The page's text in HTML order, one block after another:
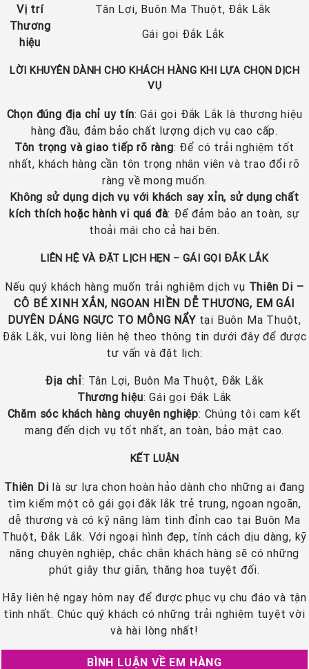
Vị trí
Tân Lợi, Buôn Ma Thuột, Đắk Lắk
Thương
hiệu
Gái gọi Đắk Lắk
LỜI KHUYÊN DÀNH CHO KHÁCH HÀNG KHI LỰA CHỌN DỊCH
VỤ
Chọn đúng địa chỉ uy tín: Gái gọi Đắk Lắk là thương hiệu
hàng đầu, đảm bảo chất lượng dịch vụ cao cấp.
Tôn trọng và giao tiếp rõ ràng: Để có trải nghiệm tốt
nhất, khách hàng cần tôn trọng nhân viên và trao đổi rõ
ràng về mong muốn.
Không sử dụng dịch vụ với khách say xỉn, sử dụng chất
kích thích hoặc hành vi quá đà: Để đảm bảo an toàn, sự
thoải mái cho cả hai bên.
LIÊN HỆ VÀ ĐẶT LỊCH HẸN – GÁI GỌI ĐẮK LẮK
Nếu quý khách hàng muốn trải nghiệm dịch vụ Thiên Di –
CÔ BÉ XINH XẮN, NGOAN HIỀN DỄ THƯƠNG, EM GÁI
DUYÊN DÁNG NGỰC TO MÔNG NẨYtại Buôn Ma Thuột,
Đắk Lắk, vui lòng liên hệ theo thông tin dưới đây để được
tư vấn và đặt lịch:
Địa chỉ: Tân Lợi, Buôn Ma Thuột, Đắk Lắk
Thương hiệu: Gái gọi Đắk Lắk
Chăm sóc khách hàng chuyên nghiệp: Chúng tôi cam kết
mang đến dịch vụ tốt nhất, an toàn, bảo mật cao.
KẾT LUẬN
Thiên Di là sự lựa chọn hoàn hảo dành cho những ai đang
tìm kiếm một cô gái gọi đắk lắk trẻ trung, ngoan ngoãn,
dễ thương và có kỹ năng làm tình đỉnh cao tại Buôn Ma
Thuột, Đắk Lắk. Với ngoại hình đẹp, tính cách dịu dàng, kỹ
năng chuyên nghiệp, chắc chắn khách hàng sẽ có những
phút giây thư giãn, thăng hoa tuyệt đối.
Hãy liên hệ ngay hôm nay để được phục vụ chu đáo và tận
tình nhất. Chúc quý khách có những trải nghiệm tuyệt vời
và hài lòng nhất!
BÌNH LUẬN VỀ EM HÀNG